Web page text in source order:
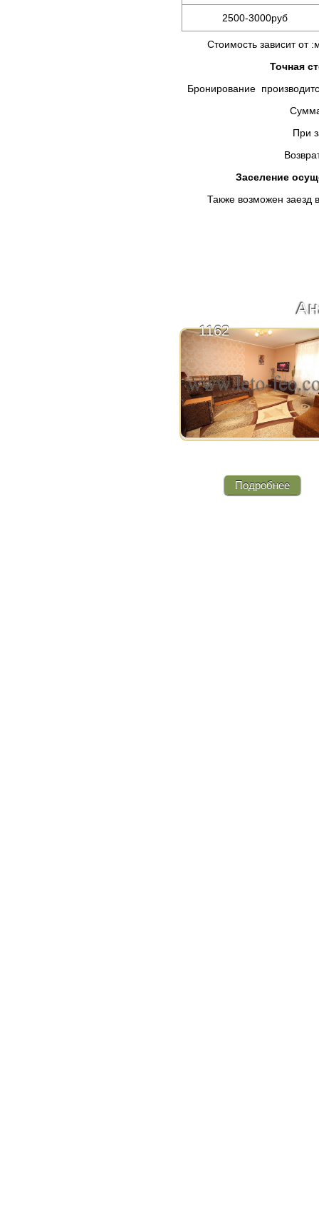
2500-3000руб
Стоимость зависит от
Точная
Бронирование
Сумма предоплаты
При заселении Вы
Возврат брони не
Заселение
Также возможен заезд в
1162
Подробнее